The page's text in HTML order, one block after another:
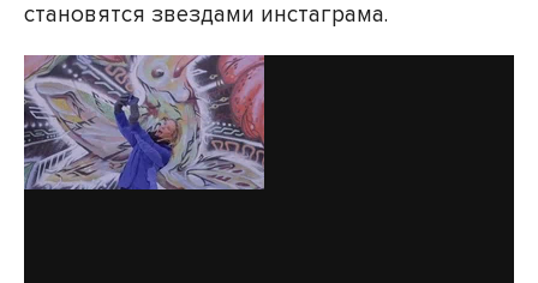
становятся звездами инстаграма.